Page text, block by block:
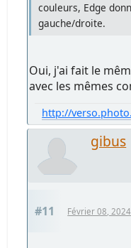
couleurs, Edge
gauche/droite.
Oui, j'ai fait le
avec les mêmes
http://
gibus
#11 Février 08,